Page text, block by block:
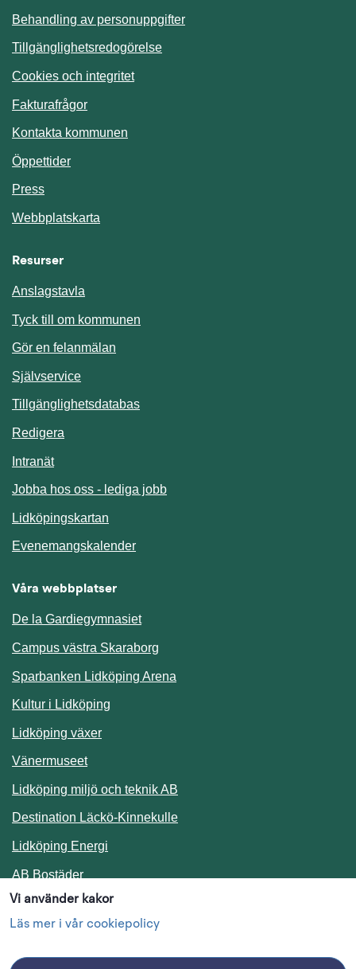
Vi använder kakor
Läs mer i vår cookiepolicy
Behandling av personuppgifter
Tillgänglighetsredogörelse
Cookies och integritet
Fakturafrågor
Kontakta kommunen
Öppettider
Press
Webbplatskarta
Resurser
Anslagstavla
Tyck till om kommunen
Gör en felanmälan
SjälvserviceLänk till annan webbplats.
TillgänglighetsdatabasLänk till annan webbplats.
Redigera
IntranätLänk till annan webbplats.
Jobba hos oss - lediga jobb
Lidköpingskartan
EvenemangskalenderLänk till annan webbplats.
Våra webbplatser
De la Gardiegymnasiet
Campus västra Skaraborg
Sparbanken Lidköping Arena
Kultur i Lidköping
Lidköping växer
Vänermuseet
Lidköping miljö och teknik AB
Destination Läckö-KinnekulleLänk till annan webbplats.
Lidköping Energi
AB BostäderLänk till annan webbplats.
Följ oss i sociala medier